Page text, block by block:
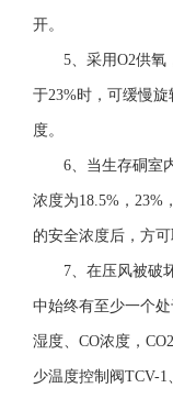
开。
5、采用O2供氧
于23%时，可缓慢
度。
6、当生存硐室
浓度为18.5%，23%
的安全浓度后，方可
7、在压风被破
中始终有至少一个
湿度、CO浓度，
少温度控制阀TCV-1